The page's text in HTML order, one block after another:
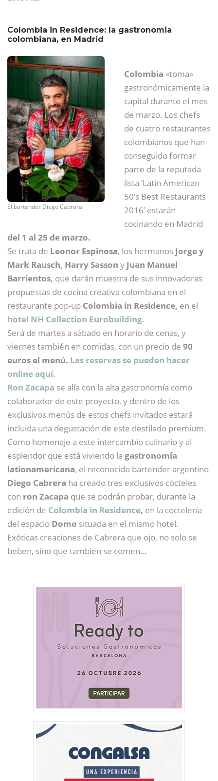
Colombia in Residence: la gastronomia
colombiana, en Madrid
El bartender Diego Cabrera
Colombia «toma»
gastronómicamente la
capital durante el mes
de marzo. Los chefs
de cuatro restaurantes
colombianos que han
conseguido formar
parte de la reputada
lista ‘Latin American
50’s Best Restaurants
2016’ estarán
cocinando en Madrid
del 1 al 25 de marzo.
Se trata de Leonor Espinosa, los hermanos Jorge y
Mark Rausch, Harry Sasson y Juan Manuel
Barrientos, que darán muestra de sus innovadoras
propuestas de cocina creativa colombiana en el
restaurante pop-up Colombia in Residence, en el
hotel NH Collection Eurobuilding.
Será de martes a sábado en horario de cenas, y
viernes también en comidas, con un precio de 90
euros el menú. Las reservas se pueden hacer
online aquí.
Ron Zacapa se alía con la alta gastronomía como
colaborador de este proyecto, y dentro de los
exclusivos menús de estos chefs invitados estará
incluida una degustación de este destilado premium.
Como homenaje a este intercambio culinario y al
esplendor que está viviendo la gastronomía
lationamericana, el reconocido bartender argentino
Diego Cabrera ha creado tres exclusivos cócteles
con ron Zacapa que se podrán probar, durante la
edición de Colombia in Residence, en la coctelería
del espacio Domo situada en el mismo hotel.
Exóticas creaciones de Cabrera que ojo, no solo se
beben, sino que también se comen…